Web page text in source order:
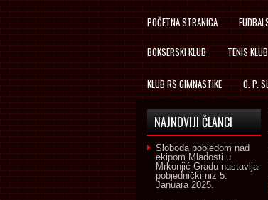
POČETNA STRANICA
BOKSERSKI KLUB TENIS KLUB
KLUB RS GIMNASTIKE O. P.
NAJNOVIJI ČLANCI
Sloboda pobjedom nad
ekipom Mladosti u
Mrkonjić Gradu nastavlja
pobjednički niz 5.
Januara 2025.